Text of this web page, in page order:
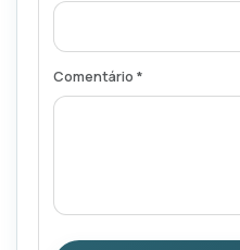
Comentário *